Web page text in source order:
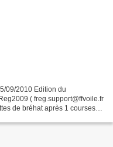
09/2010 Edition du
( freg.support@ffvoile.fr
de bréhat après 1 courses 1: